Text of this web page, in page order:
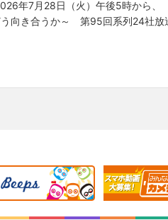
年7月28日（火）午後5時から、
う向き合うか～ 第95回系列24社放